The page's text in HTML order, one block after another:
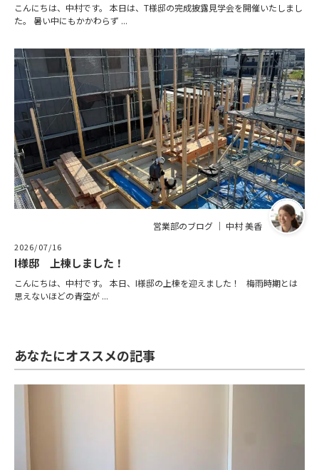
こんにちは、中村です。 本日は、T様邸の完成披露見学会を開催いたしまし
た。 暑い中にもかかわらず ...
営業部のブログ ｜ 中村 美香
2026/07/16
I様邸 上棟しました！
こんにちは、中村です。 本日、I様邸の上棟を迎えました！ 梅雨時期とは
思えないほどの青空が ...
あなたにオススメの記事